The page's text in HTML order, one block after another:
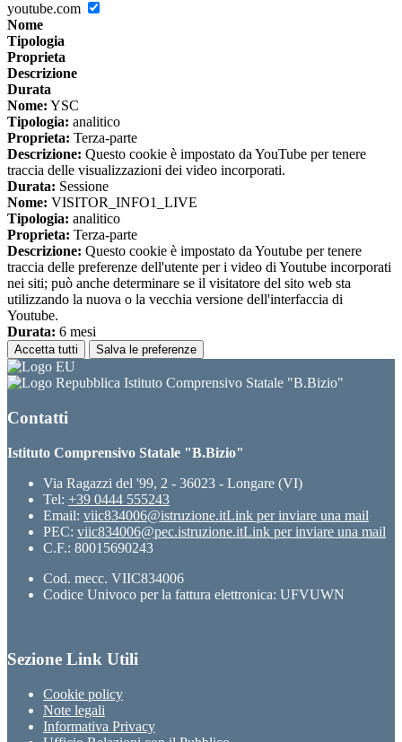
youtube.com
Nome
Tipologia
Proprieta
Descrizione
Durata
Nome: YSC
Tipologia: analitico
Proprieta: Terza-parte
Descrizione: Questo cookie è impostato da YouTube per tenere
traccia delle visualizzazioni dei video incorporati.
Durata: Sessione
Nome: VISITOR_INFO1_LIVE
Tipologia: analitico
Proprieta: Terza-parte
Descrizione: Questo cookie è impostato da Youtube per tenere
traccia delle preferenze dell'utente per i video di Youtube incorporati
nei siti; può anche determinare se il visitatore del sito web sta
utilizzando la nuova o la vecchia versione dell'interfaccia di
Youtube.
Durata: 6 mesi
Accetta tutti Salva le preferenze
Istituto Comprensivo Statale "B.Bizio"
Contatti
Istituto Comprensivo Statale "B.Bizio"
Via Ragazzi del '99, 2 - 36023 - Longare (VI)
Tel: +39 0444 555243
Email: viic834006@istruzione.itLink per inviare una mail
PEC: viic834006@pec.istruzione.itLink per inviare una mail
C.F.: 80015690243
Cod. mecc. VIIC834006
Codice Univoco per la fattura elettronica: UFVUWN
Sezione Link Utili
Cookie policy
Note legali
Informativa Privacy